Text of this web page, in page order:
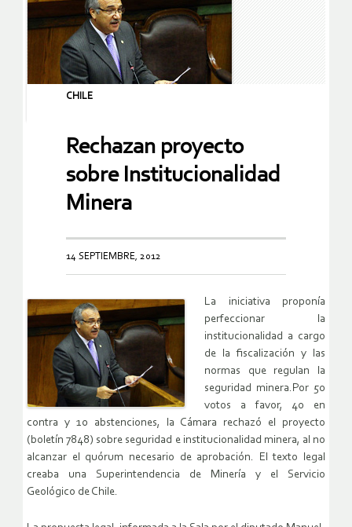
CHILE
Rechazan proyecto
sobre Institucionalidad
Minera
14 SEPTIEMBRE, 2012
La iniciativa proponía
perfeccionar la
institucionalidad a cargo
de la fiscalización y las
normas que regulan la
seguridad minera.Por 50
votos a favor, 40 en
contra y 10 abstenciones, la Cámara rechazó el proyecto
(boletín 7848) sobre seguridad e institucionalidad minera, al no
alcanzar el quórum necesario de aprobación. El texto legal
creaba una Superintendencia de Minería y el Servicio
Geológico de Chile.